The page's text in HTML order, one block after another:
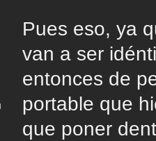
Pues eso, ya
van a ser
entonces de
portable que
que poner